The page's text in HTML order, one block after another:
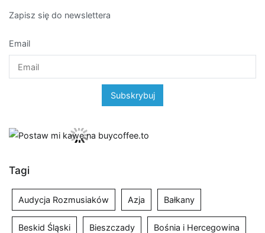
Zapisz się do newslettera
Email
Tagi
Audycja Rozmusiaków Azja Bałkany
Beskid Śląski Bieszczady Bośnia i Hercegowina